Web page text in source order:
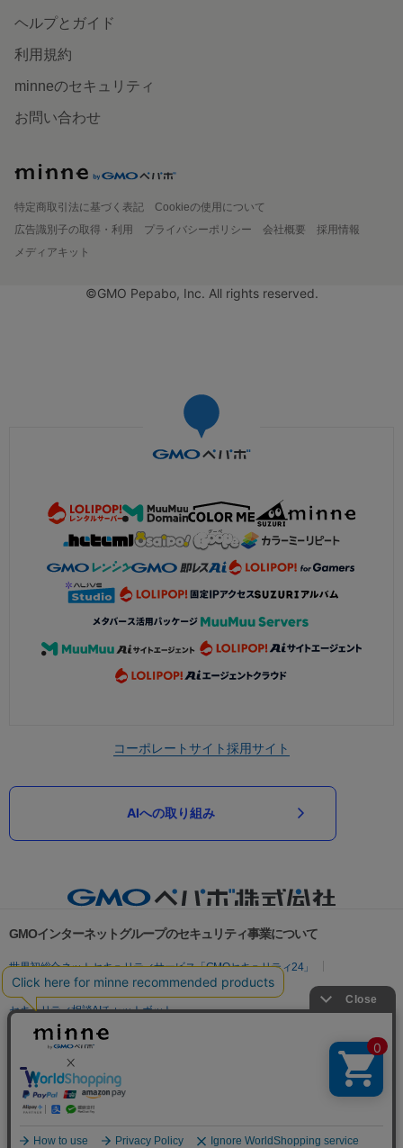
ヘルプとガイド
利用規約
minneのセキュリティ
お問い合わせ
特定商取引法に基づく表記
Cookieの使用について
広告識別子の取得・利用
プライバシーポリシー 会社概要
採用情報
メディアキット
©GMO Pepabo, Inc. All rights reserved.
コーポレートサイト採用サイト
AIへの取り組み
GMOインターネットグループのセキュリティ事業について
世界初総合ネットセキュリティサービス「GMOセキュリティ24」
パスワード漏洩診断
Webサイトリスク診断
セキュリティ相談AIチャットボット
実在証明・盗聴対策
サイバー攻撃対策（GMO Flatt Security）
セキュリティ事業の軌跡